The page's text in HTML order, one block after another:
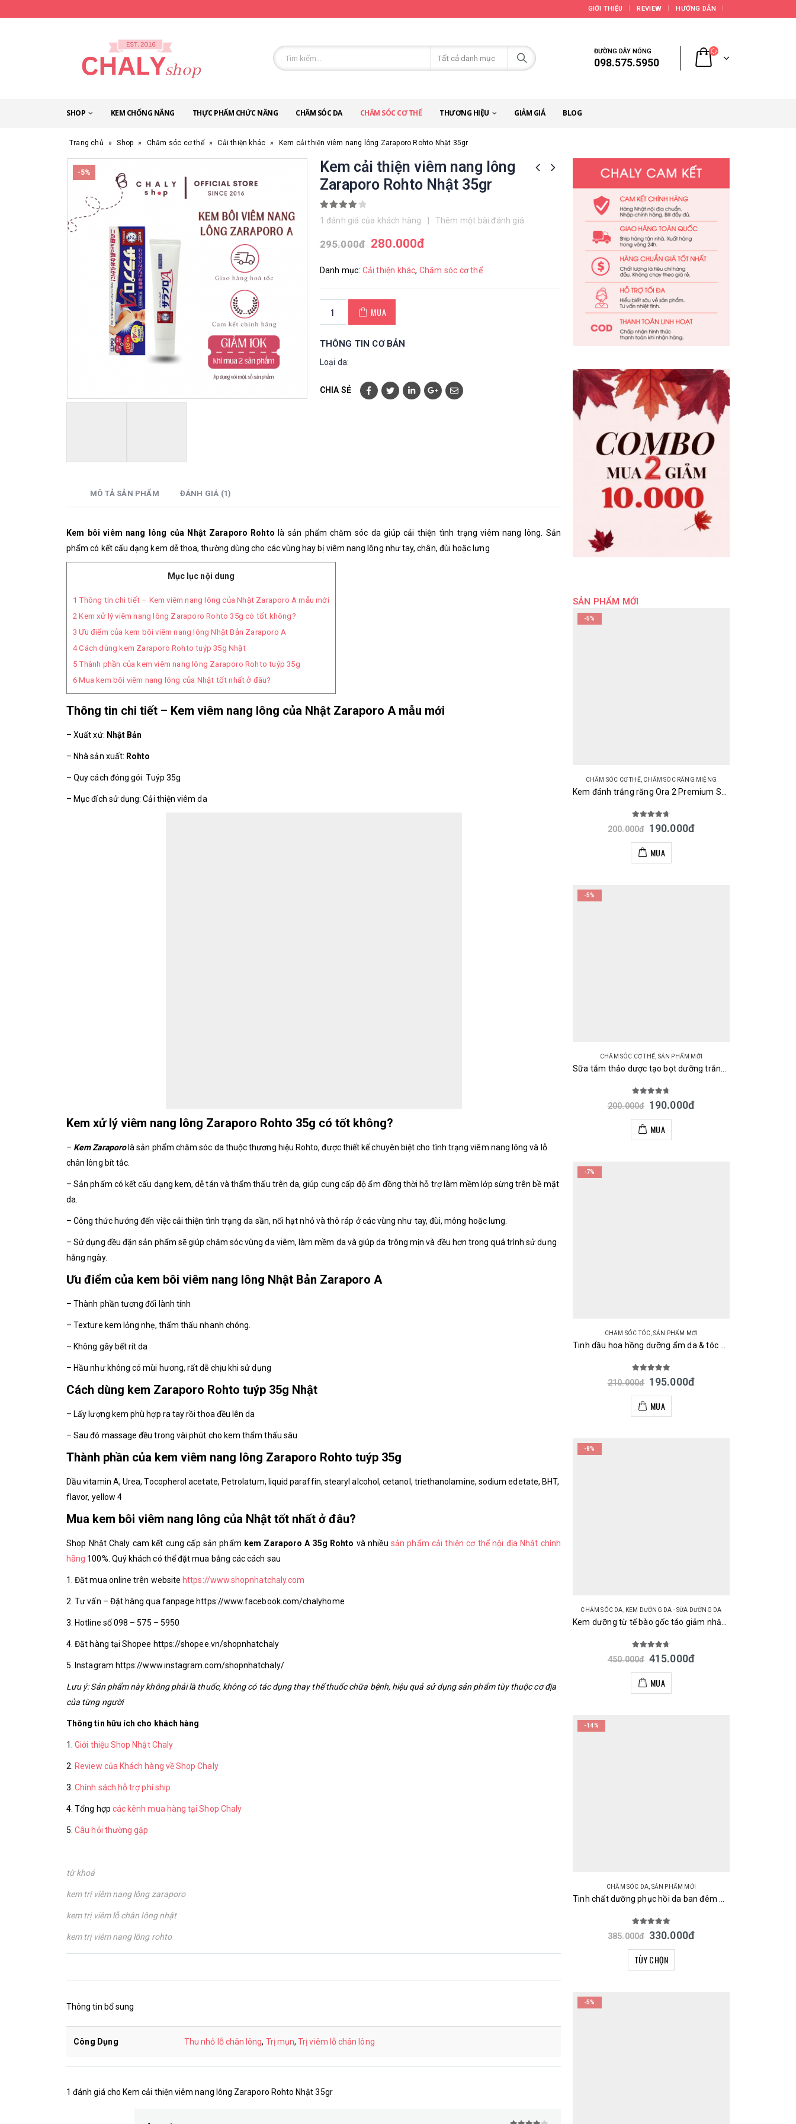
GIỚI THIỆU REVIEW HƯỚNG DẪN
ĐƯỜNG DÂY NÓNG
098.575.5950
SHOP KEM CHỐNG NẮNG THỰC PHẨM CHỨC NĂNG CHĂM SÓC DA CHĂM SÓC CƠ THỂ THƯƠNG HIỆU GIẢM GIÁ BLOG
Trang chủ » Shop » Chăm sóc cơ thể » Cải thiện khác » Kem cải thiện viêm nang lông Zaraporo Rohto Nhật 35gr
-5%
Kem cải thiện viêm nang lông
Zaraporo Rohto Nhật 35gr
4.00 out of 5
1 đánh giá của khách hàng Thêm một bài đánh giá
295.000đ 280.000đ
Danh mục: Cải thiện khác, Chăm sóc cơ thể
MUA
THÔNG TIN CƠ BẢN
Loại da:
CHIA SẺ
MÔ TẢ SẢN PHẨM ĐÁNH GIÁ (1)
Kem bôi viêm nang lông của Nhật Zaraporo Rohto là sản phẩm chăm sóc da giúp cải thiện tình trạng viêm nang lông. Sản
phẩmcó kết cấu dạng kem dễ thoa, thường dùng cho các vùng hay bị viêm nang lông như tay, chân, đùi hoặc lưng
Mục lục nội dung
1 Thông tin chi tiết – Kem viêm nang lông của Nhật Zaraporo A mẫu mới
2 Kem xử lý viêm nang lông Zaraporo Rohto 35g có tốt không?
3 Ưu điểm của kem bôi viêm nang lông Nhật Bản Zaraporo A
4Cách dùng kem Zaraporo Rohto tuýp 35g Nhật
5 Thành phần của kem viêm nang lông Zaraporo Rohto tuýp 35g
6 Mua kem bôi viêm nang lông của Nhật tốt nhất ở đâu?
Thông tin chi tiết – Kem viêm nang lông của Nhật Zaraporo A mẫu mới
– Xuất xứ: Nhật Bản
– Nhà sản xuất: Rohto
– Quy cách đóng gói: Tuýp 35g
– Mục đích sử dụng: Cải thiện viêm da
Kem xử lý viêm nang lông Zaraporo Rohto 35g có tốt không?
– Kem Zaraporolà sản phẩm chăm sóc da thuộc thương hiệu Rohto, được thiết kế chuyên biệt cho tình trạng viêm nang lông và lỗ
chân lông bít tắc.
– Sản phẩm có kết cấu dạng kem, dễ tán và thẩm thấu trên da, giúp cung cấp độ ẩm đồng thời hỗ trợ làm mềm lớp sừng trên bề mặt
da.
– Công thức hướng đến việc cải thiện tình trạng da sần, nổi hạt nhỏ và thô ráp ở các vùng như tay, đùi, mông hoặc lưng.
– Sử dụng đều đặn sản phẩm sẽ giúp chăm sóc vùng da viêm, làm mềm da và giúp da trông mịn và đều hơn trong quá trình sử dụng
hằng ngày.
Ưu điểm của kem bôi viêm nang lông Nhật Bản Zaraporo A
– Thành phần tương đối lành tính
– Texture kem lỏng nhẹ, thẩm thấu nhanh chóng.
– Không gây bết rít da
– Hầu như không có mùi hương, rất dễ chịu khi sử dụng
Cách dùng kem Zaraporo Rohto tuýp 35g Nhật
– Lấy lượng kem phù hợp ra tay rồi thoa đều lên da
– Sau đó massage đều trong vài phút cho kem thẩm thấu sâu
Thành phần của kem viêm nang lông Zaraporo Rohto tuýp 35g
Dầu vitamin A, Urea, Tocopherol acetate, Petrolatum, liquid paraffin, stearyl alcohol, cetanol, triethanolamine, sodium edetate, BHT,
flavor, yellow 4
Mua kem bôi viêm nang lông của Nhật tốt nhất ở đâu?
Shop Nhật Chaly cam kết cung cấp sản phẩm kem Zaraporo A 35g Rohto và nhiều sản phẩm cải thiện cơ thể nội địa Nhật chính
hãng 100%. Quý khách có thể đặt mua bằng các cách sau
1. Đặt mua online trên website https://www.shopnhatchaly.com
2. Tư vấn – Đặt hàng qua fanpage https://www.facebook.com/chalyhome
3. Hotline số 098 – 575 – 5950
4. Đặt hàng tại Shopee https://shopee.vn/shopnhatchaly
5. Instagram https://www.instagram.com/shopnhatchaly/
Lưu ý: Sản phẩm này không phải là thuốc, không có tác dụng thay thế thuốc chữa bệnh, hiệu quả sử dụng sản phẩm tùy thuộc cơ địa
của từng người
Thông tin hữu ích cho khách hàng
1.Giới thiệu Shop Nhật Chaly
2. Review của Khách hàng về Shop Chaly
3.Chính sách hỗ trợ phí ship
4. Tổng hợp các kênh mua hàng tại Shop Chaly
5.Câu hỏi thường gặp
từ khoá
kem trị viêm nang lông zaraporo
kem trị viêm lỗ chân lông nhật
kem trị viêm nang lông rohto
Thông tin bổ sung
Công Dụng Thu nhỏ lỗ chân lông, Trị mụn,Trị viêm lỗ chân lông
1 đánh giá cho Kem cải thiện viêm nang lông Zaraporo Rohto Nhật 35gr
SẢN PHẨM MỚI
-5%
CHĂM SÓC CƠ THỂ, CHĂM SÓC RĂNG MIỆNG
Kem đánh trắng răng Ora 2 Premium Stain Clear 100g Nhật Bản
out of 5
200.000đ 190.000đ
MUA
-5%
CHĂM SÓC CƠ THỂ, SẢN PHẨM MỚI
Sữa tắm thảo dược tạo bọt dưỡng trắng và làm mềm mịn da Softymo Kosé Natu Savon Nhật 500ml
out of 5
200.000đ 190.000đ
MUA
-7%
CHĂM SÓC TÓC, SẢN PHẨM MỚI
Tinh dầu hoa hồng dưỡng ẩm da & tóc Rosenoa Rose Oil 60ml Nhật
out of 5
210.000đ 195.000đ
MUA
-8%
CHĂM SÓC DA, KEM DƯỠNG DA - SỮA DƯỠNG DA
Kem dưỡng từ tế bào gốc táo giảm nhăn trẻ hóa da Meishoku Harinista 50g Nhật Bản
out of 5
450.000đ 415.000đ
MUA
-14%
CHĂM SÓC DA, SẢN PHẨM MỚI
Tinh chất dưỡng phục hồi da ban đêm URUYOI Night Repair Essence Cosmetex Roland 100ml Nhật Bản
out of 5
385.000đ 330.000đ
TÙY CHỌN
-5%